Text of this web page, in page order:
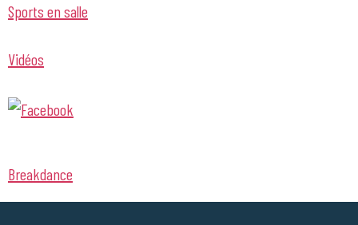
Sports en salle
Vidéos
Breakdance